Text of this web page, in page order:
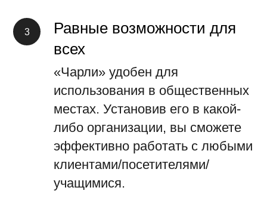
Равные возможности для
всех
«Чарли» удобен для
использования в общественных
местах. Установив его в какой-
либо организации, вы сможете
эффективно работать с любыми
клиентами/посетителями/
учащимися.